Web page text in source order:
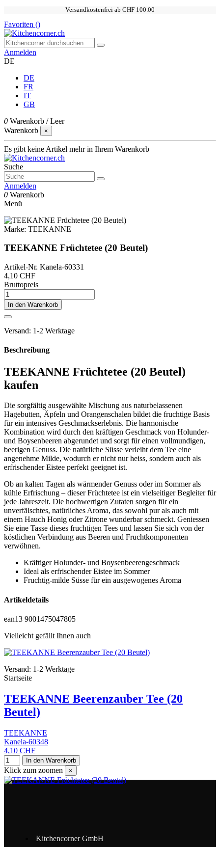
Versandkostenfrei ab CHF 100.00
Favoriten ()
Anmelden
DE
DE
FR
IT
GB
0 Warenkorb /Leer
Warenkorb
×
Es gibt keine Artikel mehr in Ihrem Warenkorb
Suche
Anmelden
0 Warenkorb
Menü
Marke: TEEKANNE
TEEKANNE Früchtetee (20 Beutel)
Artikel-Nr. Kanela-60331
4,10 CHF
Bruttopreis
In den Warenkorb
Versand: 1-2 Werktage
Beschreibung
TEEKANNE Früchtetee (20 Beutel)
kaufen
Die sorgfältig ausgewählte Mischung aus naturbelassenen
Hagebutten, Äpfeln und Orangenschalen bildet die fruchtige Basis
für ein intensives Geschmackserlebnis. Die harmonische
Kombination wird durch den kräftigen Geschmack von Holunder-
und Boysenbeeren abgerundet und sorgt für einen vollmundigen,
beerigen Genuss. Die natürliche Süsse verleiht dem Tee eine
angenehme Milde, wodurch er nicht nur heiss, sondern auch als
erfrischender Eistee perfekt geeignet ist.
Ob an kalten Tagen als wärmender Genuss oder im Sommer als
kühle Erfrischung – dieser Früchtetee ist ein vielseitiger Begleiter für
jede Jahreszeit. Die hochwertigen Zutaten sorgen für ein
unverfälschtes, natürliches Aroma, das sowohl pur als auch mit
einem Hauch Honig oder Zitrone wunderbar schmeckt. Geniessen
Sie eine Tasse dieses fruchtigen Tees und lassen Sie sich von der
köstlichen Verbindung aus Beeren und Fruchtkomponenten
verwöhnen.
Kräftiger Holunder- und Boysenbeerengeschmack
Ideal als erfrischender Eistee im Sommer
Fruchtig-milde Süsse für ein ausgewogenes Aroma
Artikeldetails
ean13 9001475047805
Vielleicht gefällt Ihnen auch
Versand: 1-2 Werktage
Startseite
TEEKANNE Beerenzauber Tee (20
Beutel)
TEEKANNE
Kanela-60348
4,10 CHF
In den Warenkorb
Klick zum zoomen ×
Kitchencorner GmbH